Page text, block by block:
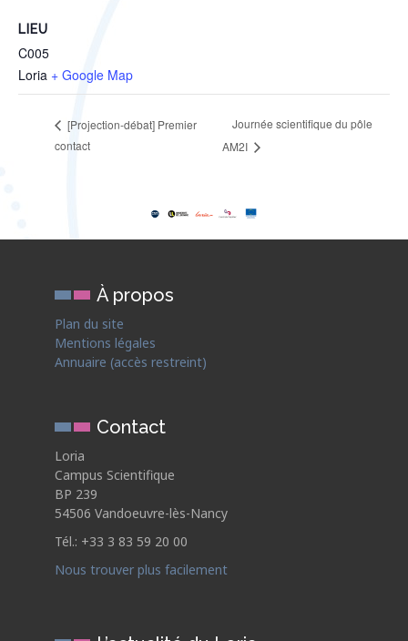
LIEU
C005
Loria + Google Map
[Projection-débat] Premier
contact
Journée scientifique du pôle
AM2I
À propos
Plan du site
Mentions légales
Annuaire (accès restreint)
Contact
Loria
Campus Scientifique
BP 239
54506 Vandoeuvre-lès-Nancy
Tél.: +33 3 83 59 20 00
Nous trouver plus facilement